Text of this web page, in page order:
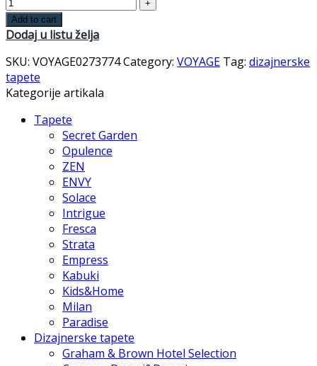
Add to cart
Dodaj u listu želja
SKU: VOYAGE0273774Category: VOYAGE Tag: dizajnerske
tapete
Kategorije artikala
Tapete
Secret Garden
Opulence
ZEN
ENVY
Solace
Intrigue
Fresca
Strata
Empress
Kabuki
Kids&Home
Milan
Paradise
Dizajnerske tapete
Graham & Brown Hotel Selection